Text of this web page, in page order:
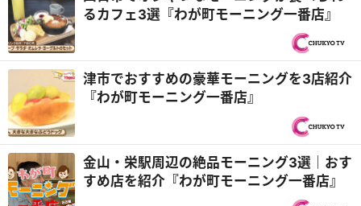
るカフェ3選『わが町モーニング一番店』
津市でおすすめの豪華モーニングを3店紹介
『わが町モーニング一番店』
金山・栄駅周辺の絶品モーニング3選｜おす
すめ店を紹介『わが町モーニング一番店』